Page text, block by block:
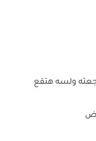
ولسه هتقع